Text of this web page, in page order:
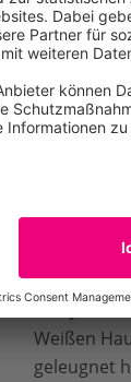
Nur
Vier Jahre
Weißen
geleugnet